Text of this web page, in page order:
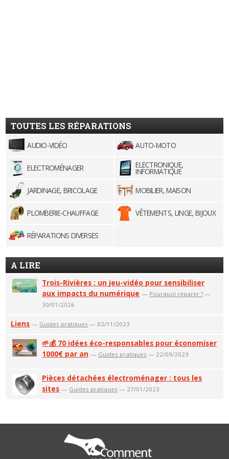
TOUTES LES RÉPARATIONS
AUDIO-VIDÉO AUTO-MOTO
ELECTROMÉNAGER ELECTRONIQUE,
INFORMATIQUE
JARDINAGE, BRICOLAGE
MOBILIER, MAISON
PLOMBERIE-CHAUFFAGE VÊTEMENTS, LINGE, BIJOUX
RÉPARATIONS DIVERSES
A LIRE
Trois-Rivières : un jeu-vidéo pour sensibiliser
aux impacts du numérique — Pourquoi réparer ? —
30/01/2026
Liens — Guides pratiques — 02/11/2023
🌱💰 70 idées éco-responsables pour économiser
1000€ par an — Guides pratiques — 22/09/2023
Pièces détachées électroménager : tous les
sites — Guides pratiques — 27/01/2023